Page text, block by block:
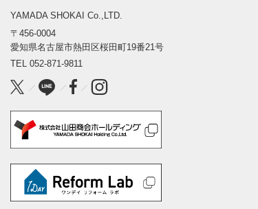
YAMADA SHOKAI Co.,LTD.
〒456-0004
愛知県名古屋市熱田区桜田町19番21号
TEL 052-871-9811